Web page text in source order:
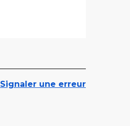
Signaler une erreur